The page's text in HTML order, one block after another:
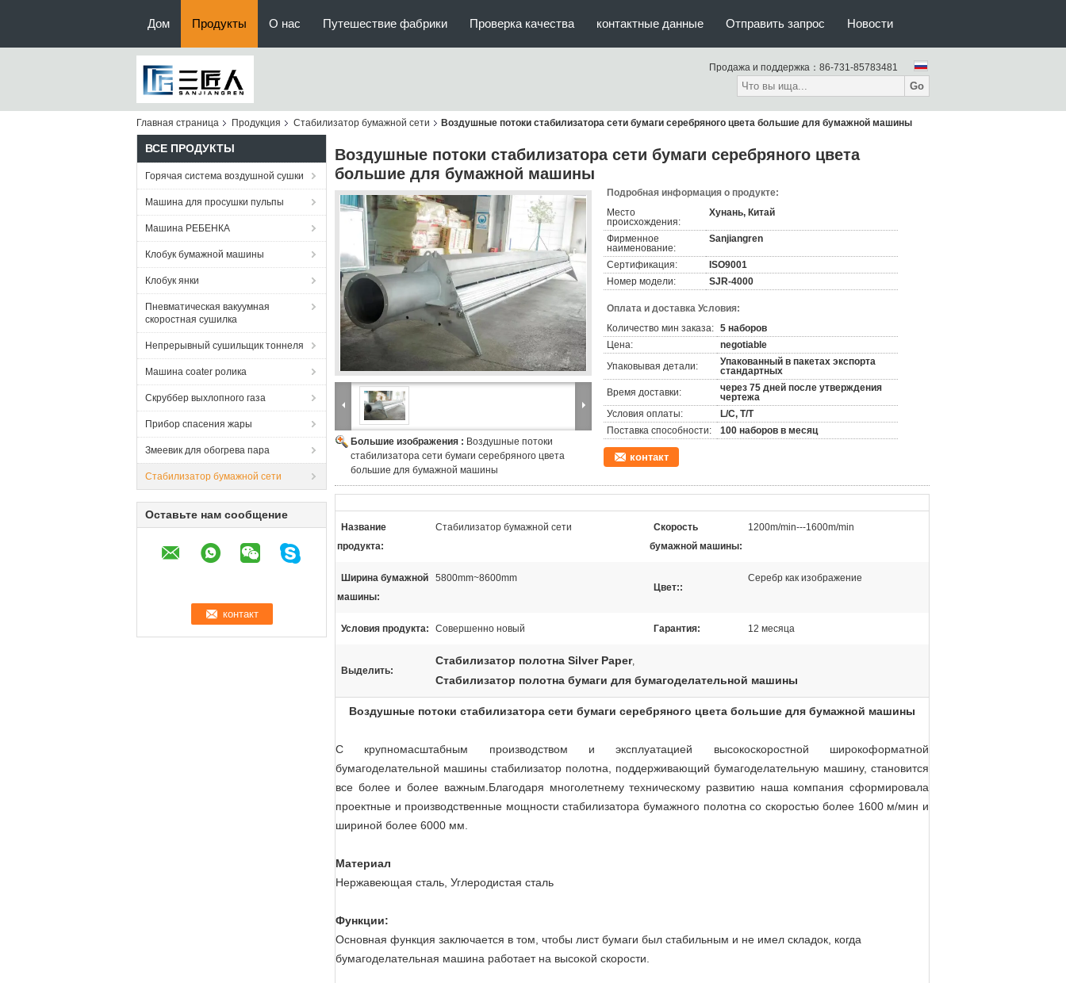
Дом Продукты О нас Путешествие фабрики Проверка качества контактные данные Отправить запрос Новости
Продажа и поддержка： 86-731-85783481
Go
Главная страница Продукция Стабилизатор бумажной сети Воздушные потоки стабилизатора сети бумаги серебряного цвета большие для бумажной машины
ВСЕ ПРОДУКТЫ
Горячая система воздушной сушки
Машина для просушки пульпы
Машина РЕБЕНКА
Клобук бумажной машины
Клобук янки
Пневматическая вакуумная
скоростная сушилка
Непрерывный сушильщик тоннеля
Машина coater ролика
Скруббер выхлопного газа
Прибор спасения жары
Змеевик для обогрева пара
Стабилизатор бумажной сети
Оставьте нам сообщение
Воздушные потоки стабилизатора сети бумаги серебряного цвета
большие для бумажной машины
Большие изображения : Воздушные потоки
стабилизатора сети бумаги серебряного цвета
большие для бумажной машины
Подробная информация о продукте:
Место
происхождения:
Хунань, Китай
Фирменное
наименование:
Sanjiangren
Сертификация:
ISO9001
Номер модели:
SJR-4000
Оплата и доставка Условия:
Количество мин заказа: 5 наборов
Цена:
negotiable
Упаковывая детали:
Упакованный в пакетах экспорта
стандартных
Время доставки:
через 75 дней после утверждения
чертежа
Условия оплаты:
L/C, T/T
Поставка способности:
100 наборов в месяц
контакт
Название
продукта:
Стабилизатор бумажной сети
Скорость
бумажной машины:
1200m/min---1600m/min
Ширина бумажной
машины:
5800mm~8600mm
Цвет::
Серебр как изображение
Условия продукта: Совершенно новый Гарантия: 12 месяца
Выделить:
Стабилизатор полотна Silver Paper,
Стабилизатор полотна бумаги для бумагоделательной машины
Воздушные потоки стабилизатора сети бумаги серебряного цвета большие для бумажной машины
С крупномасштабным производством и эксплуатацией высокоскоростной широкоформатной
бумагоделательной машины стабилизатор полотна, поддерживающий бумагоделательную машину, становится
все более и более важным.Благодаря многолетнему техническому развитию наша компания сформировала
проектные и производственные мощности стабилизатора бумажного полотна со скоростью более 1600 м/мин и
шириной более 6000 мм.
Материал
Нержавеющая сталь, Углеродистая сталь
Функции:
Основная функция заключается в том, чтобы лист бумаги был стабильным и не имел складок, когда
бумагоделательная машина работает на высокой скорости.